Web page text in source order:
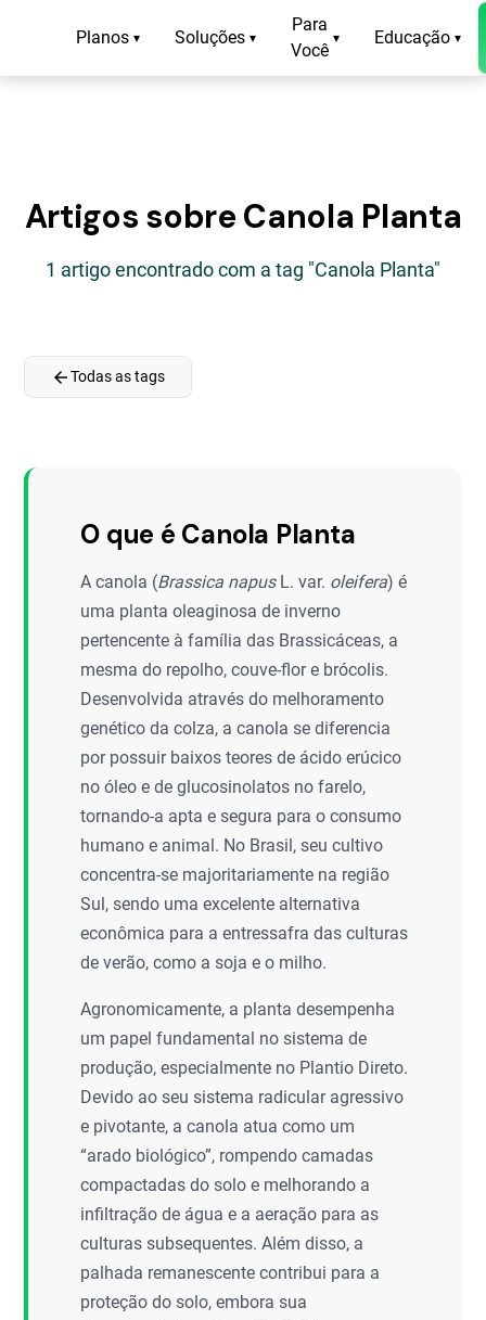
Planos ▾ Soluções ▾
Para
Você
▾ Educação ▾
Artigos sobre Canola Planta
1 artigo encontrado com a tag "Canola Planta"
arrow_backTodas as tags
O que é Canola Planta
A canola (Brassica napusL. var. oleifera) é
uma planta oleaginosa de inverno
pertencente à família das Brassicáceas, a
mesma do repolho, couve-flor e brócolis.
Desenvolvida através do melhoramento
genético da colza, a canola se diferencia
por possuir baixos teores de ácido erúcico
no óleo e de glucosinolatos no farelo,
tornando-a apta e segura para o consumo
humano e animal. No Brasil, seu cultivo
concentra-se majoritariamente na região
Sul, sendo uma excelente alternativa
econômica para a entressafra das culturas
de verão, como a soja e o milho.
Agronomicamente, a planta desempenha
um papel fundamental no sistema de
produção, especialmente no Plantio Direto.
Devido ao seu sistema radicular agressivo
e pivotante, a canola atua como um
“arado biológico”, rompendo camadas
compactadas do solo e melhorando a
infiltração de água e a aeração para as
culturas subsequentes. Além disso, a
palhada remanescente contribui para a
proteção do solo, embora sua